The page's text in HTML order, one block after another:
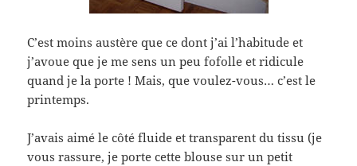
C’est moins austère que ce dont j’ai l’habitude et
j’avoue que je me sens un peu fofolle et ridicule
quand je la porte ! Mais, que voulez-vous… c’est le
printemps.
J’avais aimé le côté fluide et transparent du tissu (je
vous rassure, je porte cette blouse sur un petit